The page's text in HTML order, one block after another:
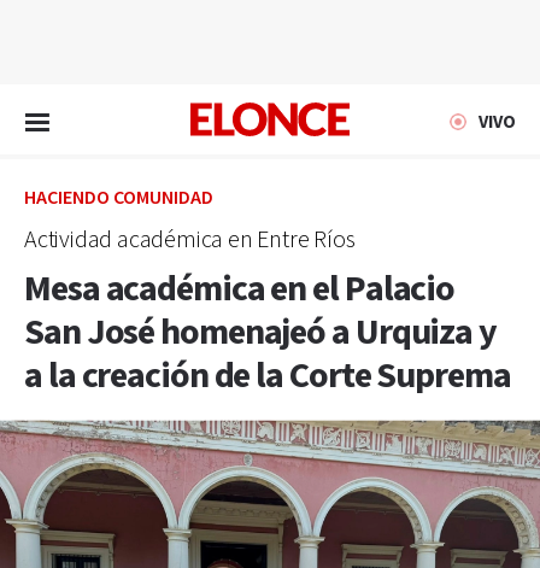
VIVO
HACIENDO COMUNIDAD
Actividad académica en Entre Ríos
Mesa académica en el Palacio
San José homenajeó a Urquiza y
a la creación de la Corte Suprema